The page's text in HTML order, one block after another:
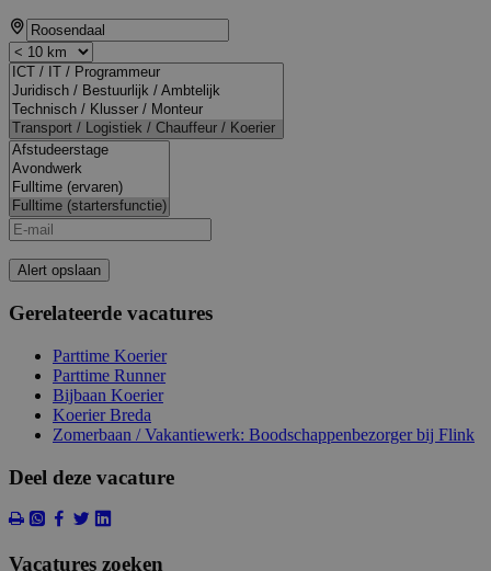
Alert opslaan
Gerelateerde vacatures
Parttime Koerier
Parttime Runner
Bijbaan Koerier
Koerier Breda
Zomerbaan / Vakantiewerk: Boodschappenbezorger bij Flink
Deel deze vacature
Vacatures zoeken